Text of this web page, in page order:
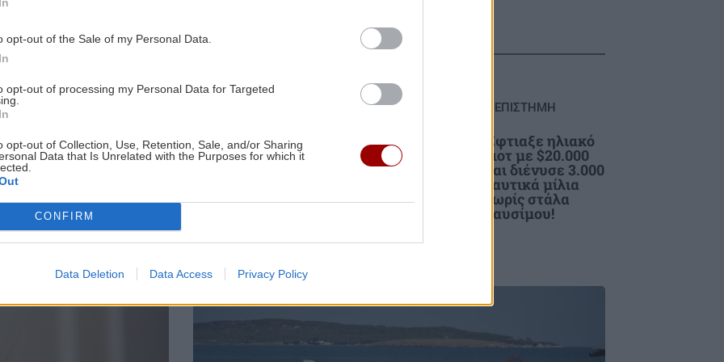
opt-out of the Sale of my Personal Data.
opt-out of processing my Personal Data for Targeted
opt-out of Collection, Use, Retention, Sale, and/or Sharing
Data that Is Unrelated with the Purposes for which it
CONFIRM
Data Deletion Data Access Privacy Policy
22:11
φοιτητές του Πανεπιστημίου Κρήτης
20:44
ΕΛΛΑΔΑ
παραμένουν αταξινόμητα
Κρήτη: Κινητοποίηση της
Πυροσβεστικής στη Σητεία –
ανεμογεννητριών
Μικρές αλλαγές
που μπορούν να
σου
GOSSIP - LIFESTYLE
Ο Τζέιμς
Κάμερον
φαίνεται έτοιμος
του το «Avatar»
ΕΠΙΣΤΗΜΗ
Έφτιαξε ηλιακό
γιοτ με $20.000
και διένυσε 3.000
ναυτικά μίλια
χωρίς στάλα
καυσίμου!